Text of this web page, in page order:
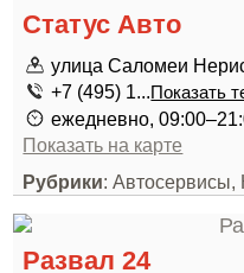
Статус Авто
улица Саломеи
+7 (495) 1...Показать
ежедневно,
Показать на карте
Рубрики: Автосервисы,
Развал 24